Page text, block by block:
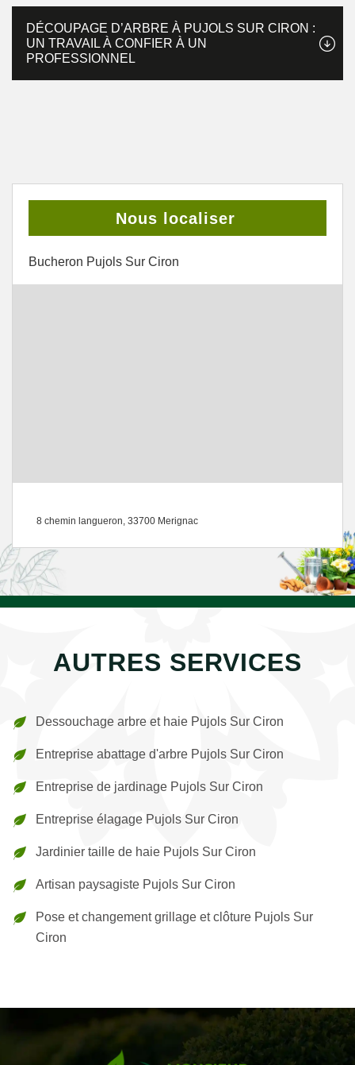
DÉCOUPAGE D’ARBRE À PUJOLS SUR CIRON :
UN TRAVAIL À CONFIER À UN
PROFESSIONNEL
Nous localiser
Bucheron Pujols Sur Ciron
8 chemin langueron, 33700 Merignac
AUTRES SERVICES
Dessouchage arbre et haie Pujols Sur Ciron
Entreprise abattage d'arbre Pujols Sur Ciron
Entreprise de jardinage Pujols Sur Ciron
Entreprise élagage Pujols Sur Ciron
Jardinier taille de haie Pujols Sur Ciron
Artisan paysagiste Pujols Sur Ciron
Pose et changement grillage et clôture Pujols Sur
Ciron